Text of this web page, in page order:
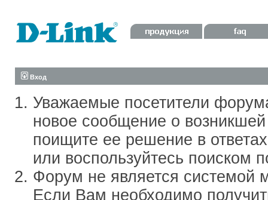
Вход
Уважаемые посетители
новое сообщение о
поищите ее решение в
или воспользуйтесь поиском
Форум не является системой
Если Вам необходимо